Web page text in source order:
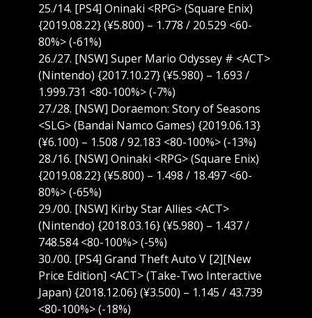
25./14. [PS4] Oninaki <RPG> (Square Enix)
{2019.08.22} (¥5.800) – 1.778 / 20.529 <60-
80%> (-61%)
26./27. [NSW] Super Mario Odyssey # <ACT>
(Nintendo) {2017.10.27} (¥5.980) – 1.693 /
1.999.731 <80-100%> (-7%)
27./28. [NSW] Doraemon: Story of Seasons
<SLG> (Bandai Namco Games) {2019.06.13}
(¥6.100) – 1.508 / 92.183 <80-100%> (-13%)
28./16. [NSW] Oninaki <RPG> (Square Enix)
{2019.08.22} (¥5.800) – 1.498 / 18.497 <60-
80%> (-65%)
29./00. [NSW] Kirby Star Allies <ACT>
(Nintendo) {2018.03.16} (¥5.980) – 1.437 /
748.584 <80-100%> (-5%)
30./00. [PS4] Grand Theft Auto V [2][New
Price Edition] <ACT> (Take-Two Interactive
Japan) {2018.12.06} (¥3.500) – 1.145 / 43.739
<80-100%> (-18%)